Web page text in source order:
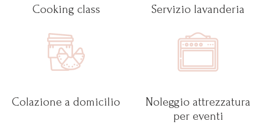
Cooking class Servizio lavanderia
Colazione a domicilio
Noleggio attrezzatura
per eventi